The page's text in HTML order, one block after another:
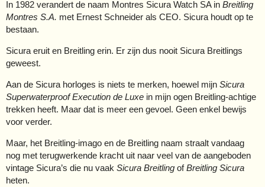
In 1982 verandert de naam Montres Sicura Watch SA in Breitling
Montres S.A. met Ernest Schneider als CEO. Sicura houdt op te
bestaan.
Sicura eruit en Breitling erin. Er zijn dus nooit Sicura Breitlings
geweest.
Aan de Sicura horloges is niets te merken, hoewel mijn Sicura
Superwaterproof Execution de Luxe in mijn ogen Breitling-achtige
trekken heeft. Maar dat is meer een gevoel. Geen enkel bewijs
voor verder.
Maar, het Breitling-imago en de Breitling naam straalt vandaag
nog met terugwerkende kracht uit naar veel van de aangeboden
vintage Sicura’s die nu vaak Sicura Breitling ofBreitling Sicura
heten.